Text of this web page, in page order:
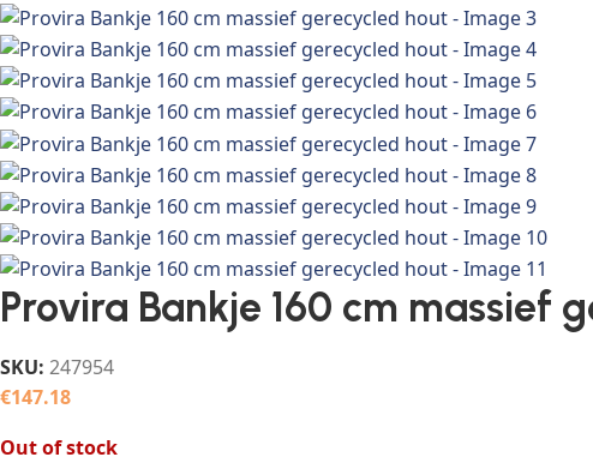
Provira Bankje 160 cm massief
SKU: 247954
€147.18
Out of stock